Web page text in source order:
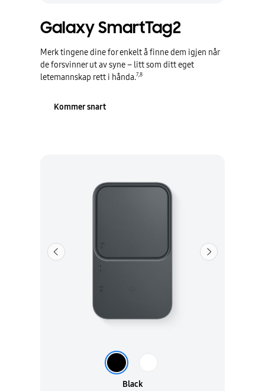
Galaxy SmartTag2
Merk tingene dine for enkelt å finne dem igjen når
de forsvinner ut av syne – litt som ditt eget
letemannskap rett i hånda.7 8
Kommer snart
Black